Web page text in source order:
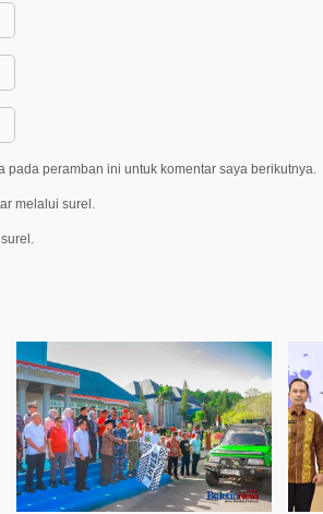
pada peramban ini untuk komentar saya berikutnya.
melalui surel.